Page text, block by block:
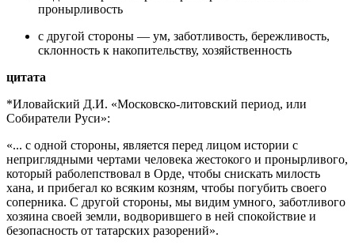
пронырливость
с другой стороны — ум, заботливость, бережливость,
склонность к накопительству, хозяйственность
цитата
*Иловайский Д.И. «Московско-литовский период, или
Собиратели Руси»:
«... с одной стороны, является перед лицом истории с
неприглядными чертами человека жестокого и пронырливого,
который раболепствовал в Орде, чтобы снискать милость
хана, и прибегал ко всяким козням, чтобы погубить своего
соперника. С другой стороны, мы видим умного, заботливого
хозяина своей земли, водворившего в ней спокойствие и
безопасность от татарских разорений».